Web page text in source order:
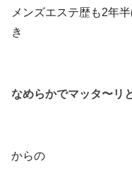
メンズエステ歴も2年
き
なめらかでマッタ〜リ
からの